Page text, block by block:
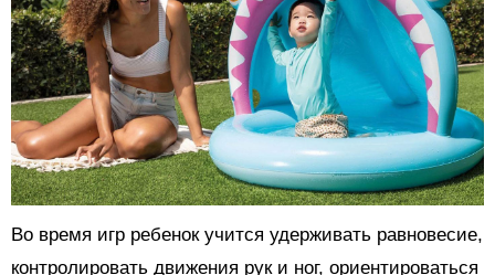
Во время игр ребенок учится удерживать равновесие,
контролировать движения рук и ног, ориентироваться